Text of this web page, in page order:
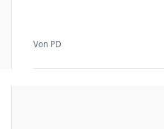
Von PD